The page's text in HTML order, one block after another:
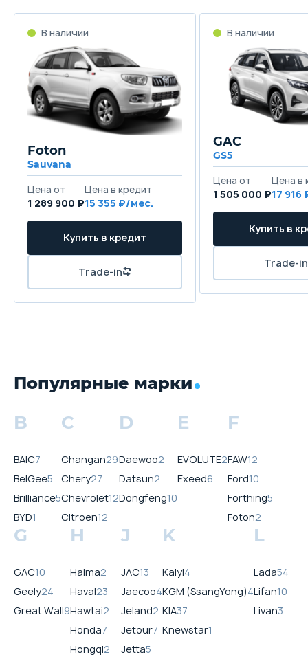
Foton
Sauvana
1 289 900 ₽15 355
GAC
GS5
1 505 000 ₽17 916
Популярные марки
B
BAIC7
BelGee5
Brilliance5
BYD1
C
Changan29
Chery27
Chevrolet12
Citroen12
D
Daewoo2
Datsun2
Dongfeng10
E
EVOLUTE2
Exeed6
F
FAW12
Ford10
Forthing5
Foton2
G
GAC10
Geely24
Great Wall9
H
Haima2
Haval23
Hawtai2
Honda7
Hongqi2
J
JAC13
Jaecoo4
Jeland2
Jetour7
Jetta5
K
Kaiyi4
KGM (SsangYong)4
KIA37
Knewstar1
L
Lada54
Lifan10
Livan3